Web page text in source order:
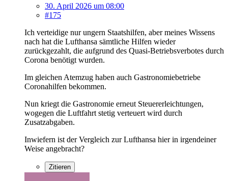
30. April 2026 um 08:00
#175
Ich verteidige nur ungern Staatshilfen, aber meines Wissens
nach hat die Lufthansa sämtliche Hilfen wieder
zurückgezahlt, die aufgrund des Quasi-Betriebsverbotes durch
Corona benötigt wurden.
Im gleichen Atemzug haben auch Gastronomiebetriebe
Coronahilfen bekommen.
Nun kriegt die Gastronomie erneut Steuererleichtungen,
wogegen die Luftfahrt stetig verteuert wird durch
Zusatzabgaben.
Inwiefern ist der Vergleich zur Lufthansa hier in irgendeiner
Weise angebracht?
Zitieren